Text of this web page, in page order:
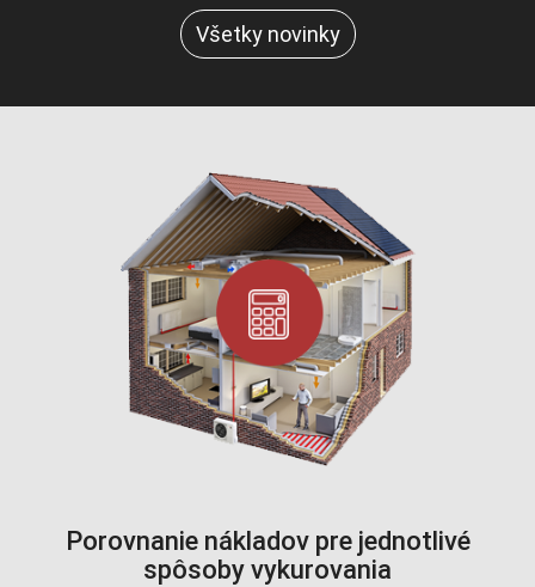
Všetky novinky
Porovnanie nákladov pre jednotlivé
spôsoby vykurovania